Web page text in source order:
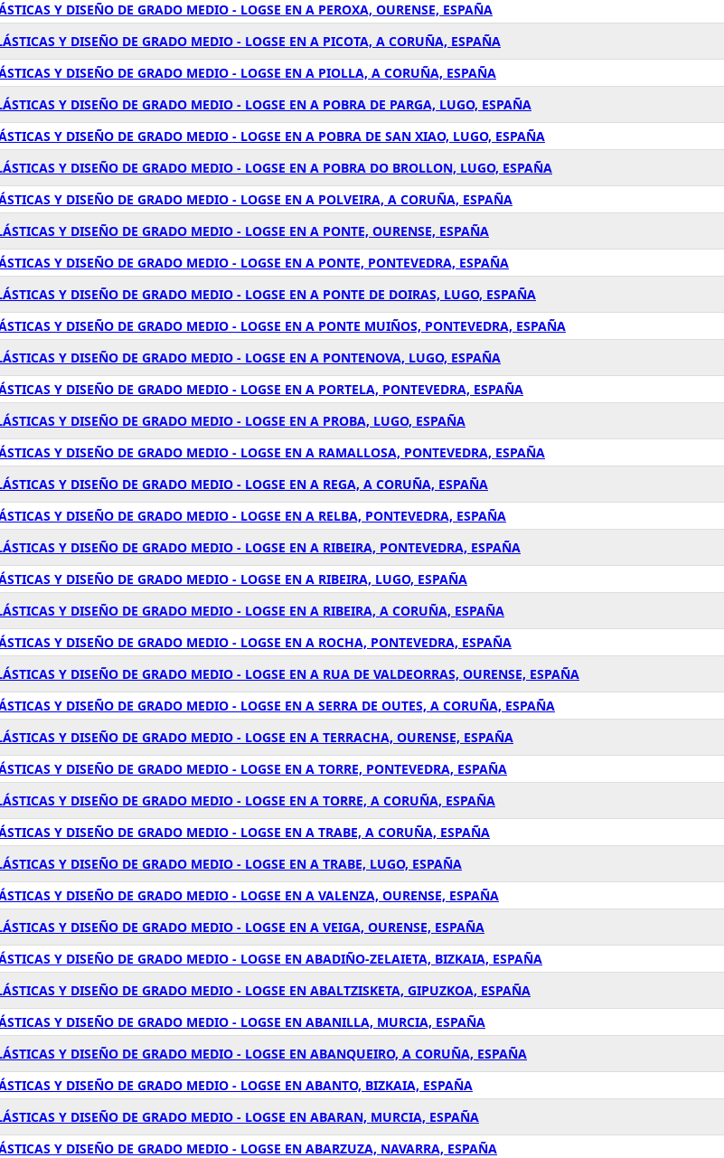
Y DISEÑO DE GRADO MEDIO - LOGSE EN A PEROXA, OURENSE, ESPAÑA
Y DISEÑO DE GRADO MEDIO - LOGSE EN A PICOTA, A CORUÑA, ESPAÑA
Y DISEÑO DE GRADO MEDIO - LOGSE EN A PIOLLA, A CORUÑA, ESPAÑA
Y DISEÑO DE GRADO MEDIO - LOGSE EN A POBRA DE PARGA, LUGO, ESPAÑA
Y DISEÑO DE GRADO MEDIO - LOGSE EN A POBRA DE SAN XIAO, LUGO, ESPAÑA
Y DISEÑO DE GRADO MEDIO - LOGSE EN A POBRA DO BROLLON, LUGO, ESPAÑA
Y DISEÑO DE GRADO MEDIO - LOGSE EN A POLVEIRA, A CORUÑA, ESPAÑA
Y DISEÑO DE GRADO MEDIO - LOGSE EN A PONTE, OURENSE, ESPAÑA
Y DISEÑO DE GRADO MEDIO - LOGSE EN A PONTE, PONTEVEDRA, ESPAÑA
Y DISEÑO DE GRADO MEDIO - LOGSE EN A PONTE DE DOIRAS, LUGO, ESPAÑA
Y DISEÑO DE GRADO MEDIO - LOGSE EN A PONTE MUIÑOS, PONTEVEDRA, ESPAÑA
Y DISEÑO DE GRADO MEDIO - LOGSE EN A PONTENOVA, LUGO, ESPAÑA
Y DISEÑO DE GRADO MEDIO - LOGSE EN A PORTELA, PONTEVEDRA, ESPAÑA
Y DISEÑO DE GRADO MEDIO - LOGSE EN A PROBA, LUGO, ESPAÑA
Y DISEÑO DE GRADO MEDIO - LOGSE EN A RAMALLOSA, PONTEVEDRA, ESPAÑA
Y DISEÑO DE GRADO MEDIO - LOGSE EN A REGA, A CORUÑA, ESPAÑA
Y DISEÑO DE GRADO MEDIO - LOGSE EN A RELBA, PONTEVEDRA, ESPAÑA
Y DISEÑO DE GRADO MEDIO - LOGSE EN A RIBEIRA, PONTEVEDRA, ESPAÑA
Y DISEÑO DE GRADO MEDIO - LOGSE EN A RIBEIRA, LUGO, ESPAÑA
Y DISEÑO DE GRADO MEDIO - LOGSE EN A RIBEIRA, A CORUÑA, ESPAÑA
Y DISEÑO DE GRADO MEDIO - LOGSE EN A ROCHA, PONTEVEDRA, ESPAÑA
Y DISEÑO DE GRADO MEDIO - LOGSE EN A RUA DE VALDEORRAS, OURENSE, ESPAÑA
Y DISEÑO DE GRADO MEDIO - LOGSE EN A SERRA DE OUTES, A CORUÑA, ESPAÑA
Y DISEÑO DE GRADO MEDIO - LOGSE EN A TERRACHA, OURENSE, ESPAÑA
Y DISEÑO DE GRADO MEDIO - LOGSE EN A TORRE, PONTEVEDRA, ESPAÑA
Y DISEÑO DE GRADO MEDIO - LOGSE EN A TORRE, A CORUÑA, ESPAÑA
Y DISEÑO DE GRADO MEDIO - LOGSE EN A TRABE, A CORUÑA, ESPAÑA
Y DISEÑO DE GRADO MEDIO - LOGSE EN A TRABE, LUGO, ESPAÑA
Y DISEÑO DE GRADO MEDIO - LOGSE EN A VALENZA, OURENSE, ESPAÑA
Y DISEÑO DE GRADO MEDIO - LOGSE EN A VEIGA, OURENSE, ESPAÑA
Y DISEÑO DE GRADO MEDIO - LOGSE EN ABADIÑO-ZELAIETA, BIZKAIA, ESPAÑA
Y DISEÑO DE GRADO MEDIO - LOGSE EN ABALTZISKETA, GIPUZKOA, ESPAÑA
Y DISEÑO DE GRADO MEDIO - LOGSE EN ABANILLA, MURCIA, ESPAÑA
Y DISEÑO DE GRADO MEDIO - LOGSE EN ABANQUEIRO, A CORUÑA, ESPAÑA
Y DISEÑO DE GRADO MEDIO - LOGSE EN ABANTO, BIZKAIA, ESPAÑA
Y DISEÑO DE GRADO MEDIO - LOGSE EN ABARAN, MURCIA, ESPAÑA
Y DISEÑO DE GRADO MEDIO - LOGSE EN ABARZUZA, NAVARRA, ESPAÑA